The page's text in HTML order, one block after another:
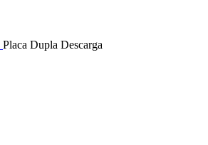
Placa Dupla Descarga